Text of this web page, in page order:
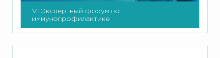
VI Экспертный форум по
иммунопрофилактике